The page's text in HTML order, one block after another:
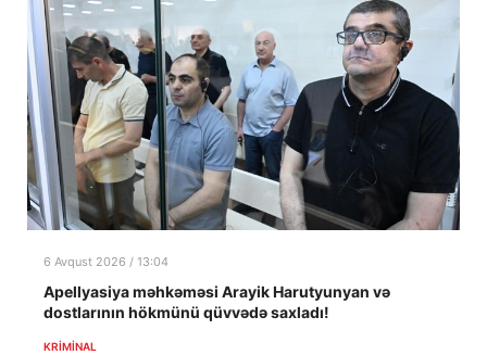
6 Avqust 2026 / 13:04
Apellyasiya məhkəməsi Arayik Harutyunyan və
dostlarının hökmünü qüvvədə saxladı!
KRIMINAL